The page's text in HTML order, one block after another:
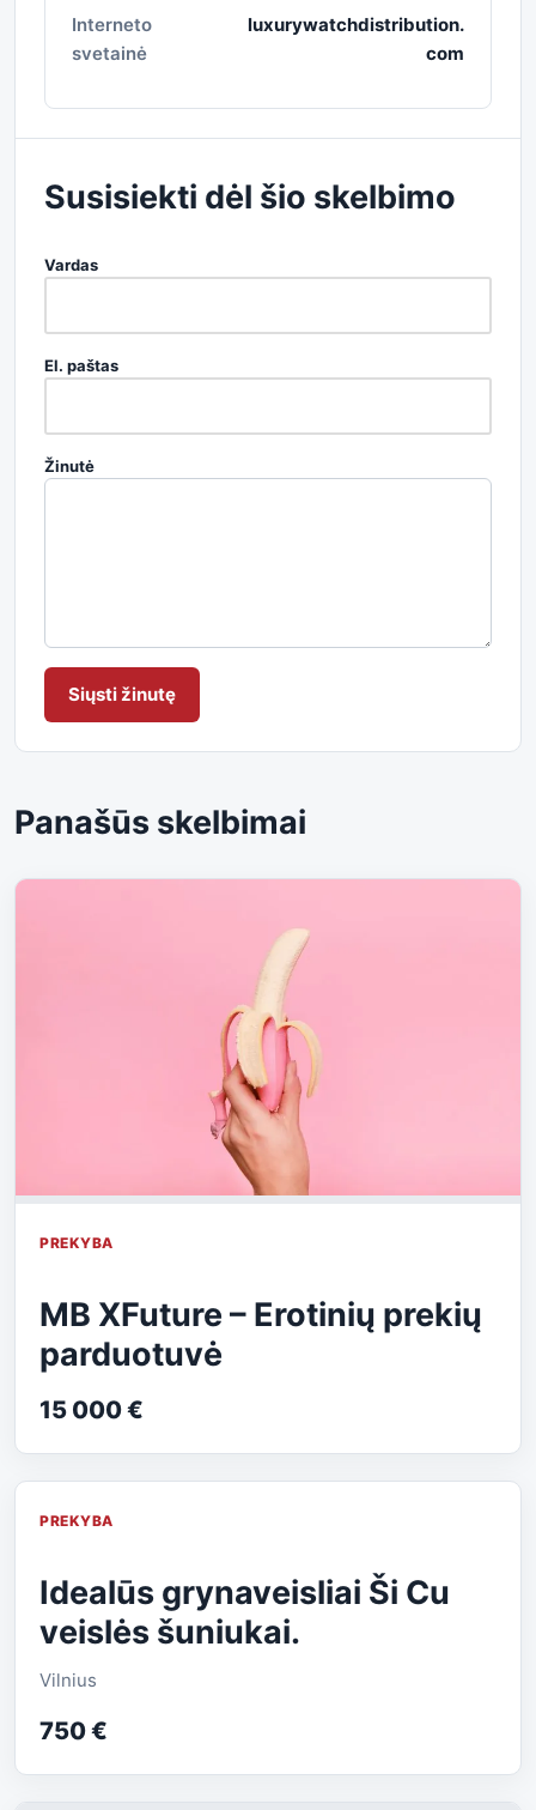
Interneto
svetainė
luxurywatchdistribution.
com
Susisiekti dėl šio skelbimo
Vardas
El. paštas
Žinutė
Siųsti žinutę
Panašūs skelbimai
PREKYBA
MB XFuture – Erotinių prekių
parduotuvė
15 000 €
PREKYBA
Idealūs grynaveisliai Ši Cu
veislės šuniukai.
Vilnius
750 €